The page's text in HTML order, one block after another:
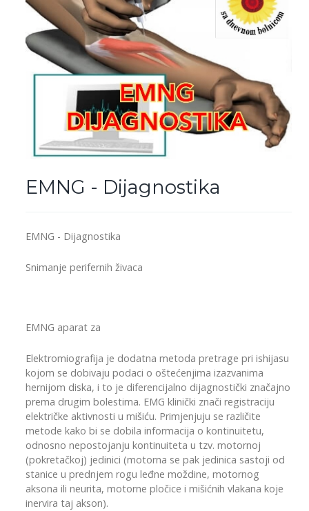
EMNG - Dijagnostika
EMNG - Dijagnostika
Snimanje perifernih živaca
EMNG aparat za
Elektromiografija je dodatna metoda pretrage pri ishijasu
kojom se dobivaju podaci o oštećenjima izazvanima
hernijom diska, i to je diferencijalno dijagnostički značajno
prema drugim bolestima. EMG klinički znači registraciju
električke aktivnosti u mišiću. Primjenjuju se različite
metode kako bi se dobila informacija o kontinuitetu,
odnosno nepostojanju kontinuiteta u tzv. motornoj
(pokretačkoj) jedinici (motorna se pak jedinica sastoji od
stanice u prednjem rogu leđne moždine, motornog
aksona ili neurita, motorne pločice i mišićnih vlakana koje
inervira taj akson).